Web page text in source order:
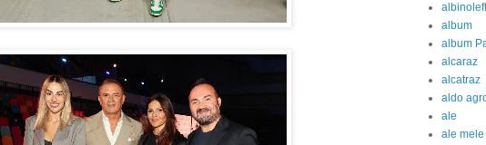
album
album
alcaraz
alcatraz
aldo
ale
ale mele